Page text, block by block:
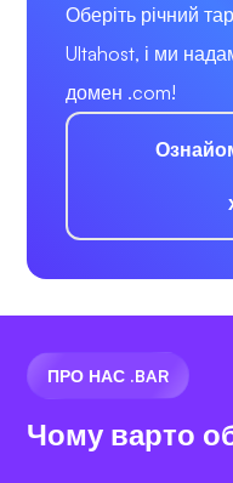
Оберіть річний
Ultahost, і ми
домен .com!
ПРО НАС .BAR
Чому варто